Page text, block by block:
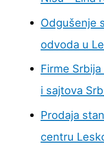
Odgušenje
odvoda u
Firme Srbija
i sajtova
Prodaja
centru